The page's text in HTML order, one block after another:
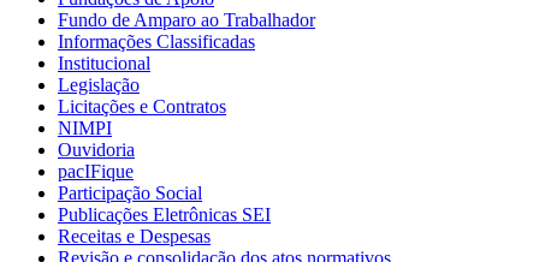
Fundo de Amparo ao Trabalhador
Informações Classificadas
Institucional
Legislação
Licitações e Contratos
NIMPI
Ouvidoria
pacIFique
Participação Social
Publicações Eletrônicas SEI
Receitas e Despesas
Revisão e consolidação dos atos normativos